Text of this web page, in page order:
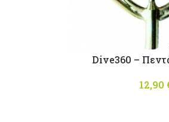
Dive360 –
12,90